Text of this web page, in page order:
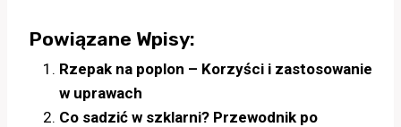
Powiązane Wpisy:
Rzepak na poplon – Korzyści i zastosowanie
w uprawach
Co sadzić w szklarni? Przewodnik po